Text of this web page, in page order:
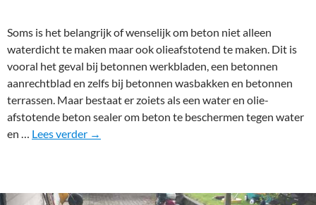
Soms is het belangrijk of wenselijk om beton niet alleen
waterdicht te maken maar ook olieafstotend te maken. Dit is
vooral het geval bij betonnen werkbladen, een betonnen
aanrechtblad en zelfs bij betonnen wasbakken en betonnen
terrassen. Maar bestaat er zoiets als een water en olie-
afstotende beton sealer om beton te beschermen tegen water
en … Lees verder B
n
→